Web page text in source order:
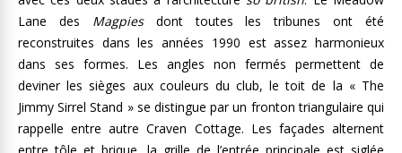
Lane des Magpiesdont toutes les tribunes ont été
reconstruites dans les années 1990 est assez harmonieux
dans ses formes. Les angles non fermés permettent de
deviner les sièges aux couleurs du club, le toit de la « The
Jimmy Sirrel Stand » se distingue par un fronton triangulaire qui
rappelle entre autre Craven Cottage. Les façades alternent